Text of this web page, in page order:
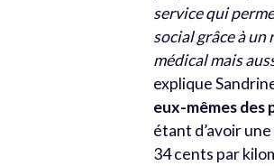
service qui
social grâce à
médical mais
explique
eux-mêmes des
étant d’avoir
34 cents par